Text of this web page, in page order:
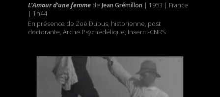
L’Amour d’une femmede Jean Grémillon | 1953 | France
| 1h44
En présence de Zoë Dubus, historienne, post
doctorante, Arche Psychédélique, Inserm-CNRS